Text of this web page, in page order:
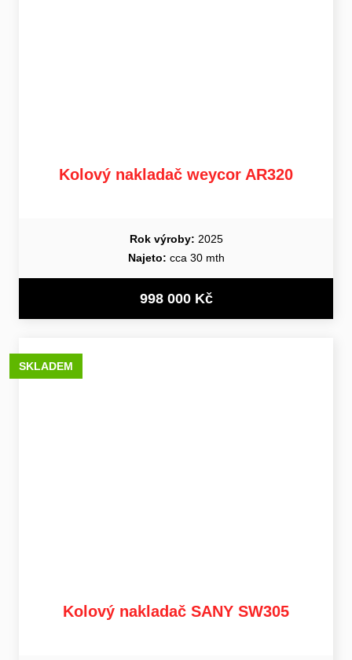
Kolový nakladač weycor AR320
Rok výroby: 2025
Najeto: cca 30 mth
998 000 Kč
SKLADEM
Kolový nakladač SANY SW305